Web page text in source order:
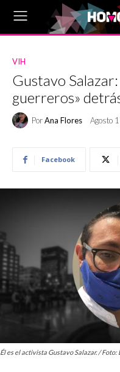
VIH
Gustavo
guerreros»
PorAna Flores Agosto
Facebook
Él es el activista Gustavo Salazar. / Foto: